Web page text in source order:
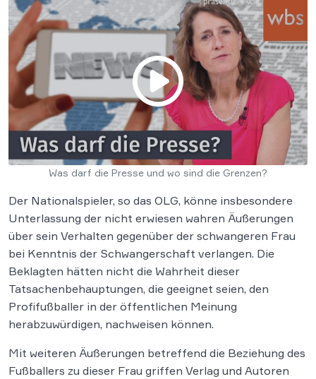
Was darf die Presse und wo sind die Grenzen?
Der Nationalspieler, so das OLG, könne insbesondere
Unterlassung der nicht erwiesen wahren Äußerungen
über sein Verhalten gegenüber der schwangeren Frau
bei Kenntnis der Schwangerschaft verlangen. Die
Beklagten hätten nicht die Wahrheit dieser
Tatsachenbehauptungen, die geeignet seien, den
Profifußballer in der öffentlichen Meinung
herabzuwürdigen, nachweisen können.
Mit weiteren Äußerungen betreffend die Beziehung des
Fußballers zu dieser Frau griffen Verlag und Autoren